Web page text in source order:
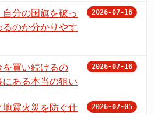
分の国旗を破っ
のか分かりやす
2026-07-16
買い続けるの
ある本当の狙い
2026-07-16
震火災を防ぐ仕
2026-07-05